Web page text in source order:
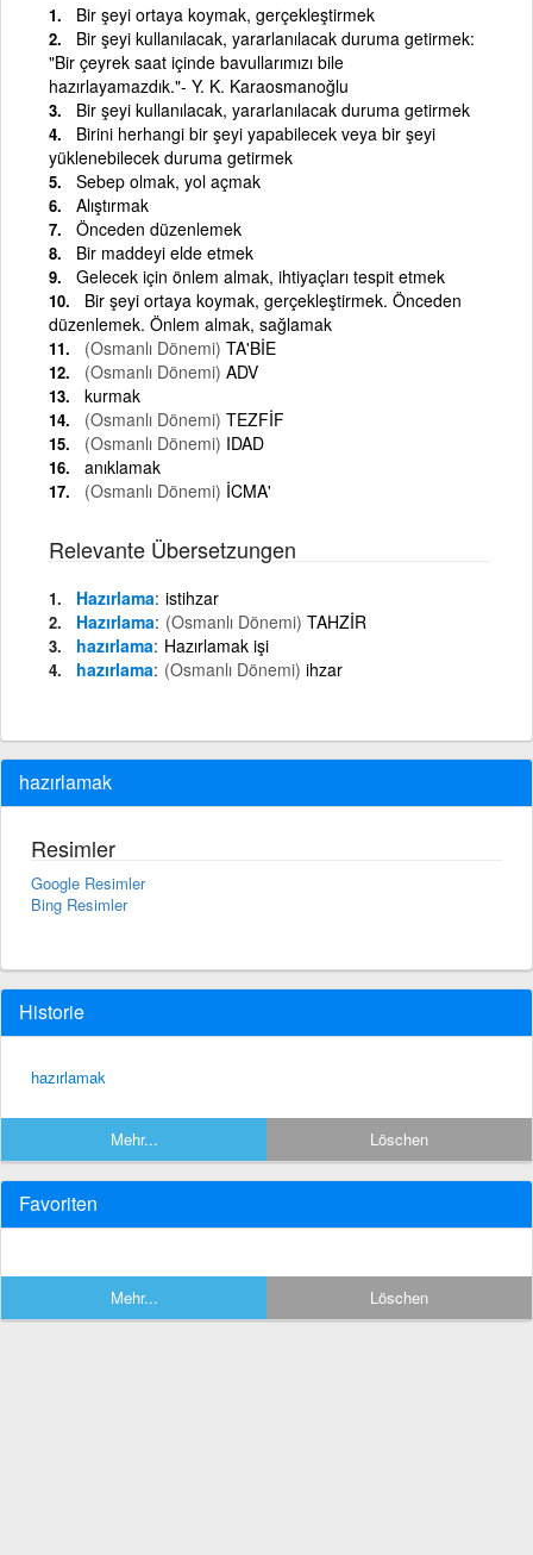
Bir şeyi ortaya koymak, gerçekleştirmek
Bir şeyi kullanılacak, yararlanılacak duruma getirmek:
"Bir çeyrek saat içinde bavullarımızı bile
hazırlayamazdık."- Y. K. Karaosmanoğlu
Bir şeyi kullanılacak, yararlanılacak duruma getirmek
Birini herhangi bir şeyi yapabilecek veya bir şeyi
yüklenebilecek duruma getirmek
Sebep olmak, yol açmak
Alıştırmak
Önceden düzenlemek
Bir maddeyi elde etmek
Gelecek için önlem almak, ihtiyaçları tespit etmek
Bir şeyi ortaya koymak, gerçekleştirmek. Önceden
düzenlemek. Önlem almak, sağlamak
(Osmanlı Dönemi) TA'BİE
(Osmanlı Dönemi) ADV
kurmak
(Osmanlı Dönemi) TEZFİF
(Osmanlı Dönemi) IDAD
anıklamak
(Osmanlı Dönemi) İCMA'
Relevante Übersetzungen
Hazırlama istihzar
Hazırlama (Osmanlı Dönemi) TAHZİR
hazırlama Hazırlamak işi
hazırlama (Osmanlı Dönemi) ihzar
hazırlamak
Resimler
Google Resimler
Bing Resimler
Historie
hazırlamak
Mehr... Löschen
Favoriten
Mehr... Löschen